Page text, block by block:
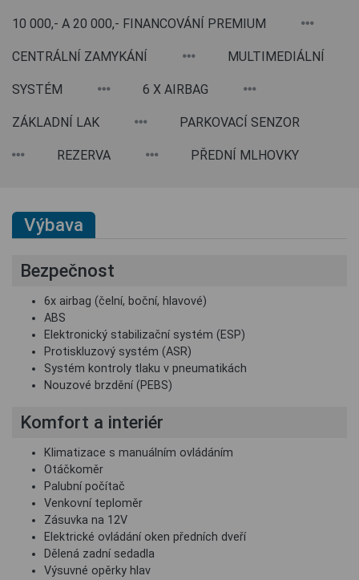
10 000,- A 20 000,- FINANCOVÁNÍ PREMIUM
CENTRÁLNÍ ZAMYKÁNÍ MULTIMEDIÁLNÍ
SYSTÉM 6 X AIRBAG
ZÁKLADNÍ LAK PARKOVACÍ SENZOR
REZERVA PŘEDNÍ MLHOVKY
Výbava
Bezpečnost
6x airbag (čelní, boční, hlavové)
ABS
Elektronický stabilizační systém (ESP)
Protiskluzový systém (ASR)
Systém kontroly tlaku v pneumatikách
Nouzové brzdění (PEBS)
Komfort a interiér
Klimatizace s manuálním ovládáním
Otáčkoměr
Palubní počítač
Venkovní teploměr
Zásuvka na 12V
Elektrické ovládání oken předních dveří
Dělená zadní sedadla
Výsuvné opěrky hlav